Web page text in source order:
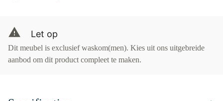
Let op
Dit meubel is exclusief waskom(men). Kies uit ons uitgebreide
aanbod om dit product compleet te maken.